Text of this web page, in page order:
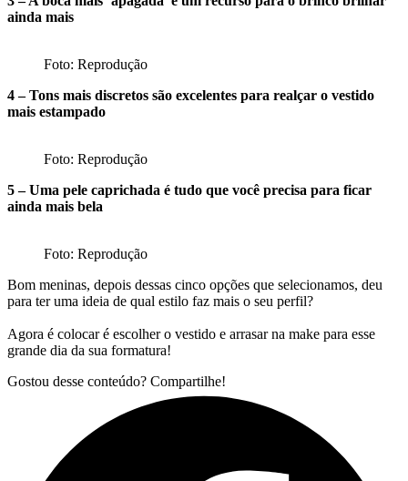
ainda mais
Foto: Reprodução
4 – Tons mais discretos são excelentes para realçar o vestido
mais estampado
Foto: Reprodução
5 – Uma pele caprichada é tudo que você precisa para ficar
ainda mais bela
Foto: Reprodução
Bom meninas, depois dessas cinco opções que selecionamos, deu
para ter uma ideia de qual estilo faz mais o seu perfil?
Agora é colocar é escolher o vestido e arrasar na make para esse
grande dia da sua formatura!
Gostou desse conteúdo? Compartilhe!